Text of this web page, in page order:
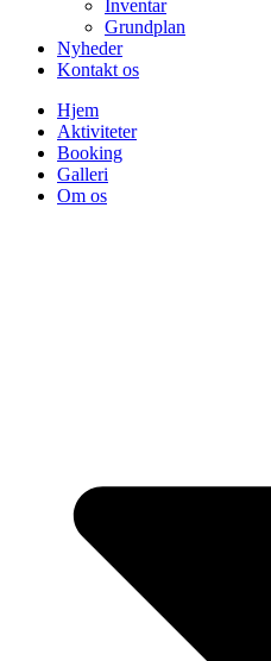
Inventar
Grundplan
Nyheder
Kontakt os
Hjem
Aktiviteter
Booking
Galleri
Om os